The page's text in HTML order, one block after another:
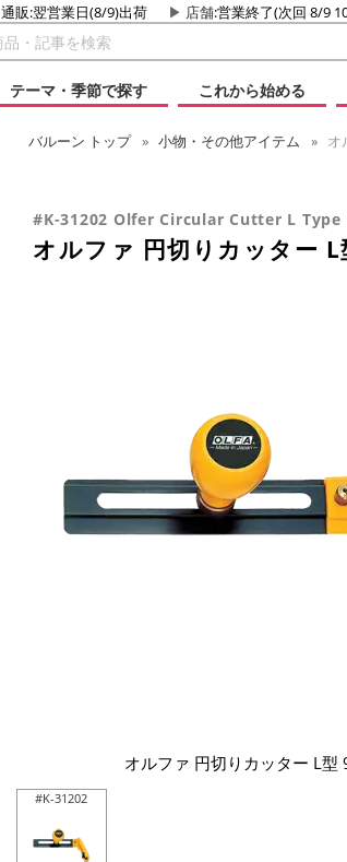
通販:翌営業日(8/9)出荷 店舗:営業終了(次回 8/9
テーマ・季節で探す
これから始める
バルーン トップ 小物・その他アイテム オ
#K-31202 Olfer Circular Cutter L Type
オルファ 円切りカッター L
オルファ 円切りカッター L型
#K-31202